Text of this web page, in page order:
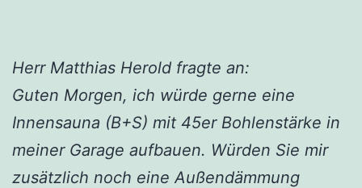
Herr Matthias Herold fragte an:
Guten Morgen, ich würde gerne eine
Innensauna (B+S) mit 45er Bohlenstärke in
meiner Garage aufbauen. Würden Sie mir
zusätzlich noch eine Außendämmung